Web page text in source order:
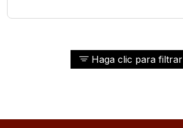
Haga clic para filtrar